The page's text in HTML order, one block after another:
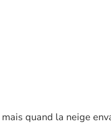
quand la neige